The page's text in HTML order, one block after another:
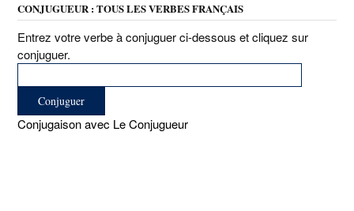
CONJUGUEUR : TOUS LES VERBES FRANÇAIS
Entrez votre verbe à conjuguer ci-dessous et cliquez sur
conjuguer.
Conjugaison avec Le Conjugueur